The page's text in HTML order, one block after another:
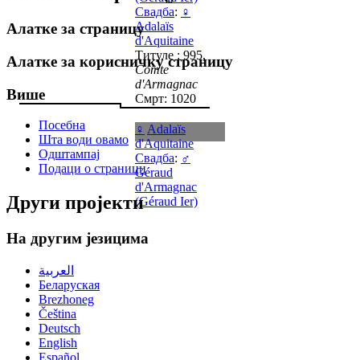
Свадба: ♀
Adalaïs
d'Aquitaine
Титуле : 995,
Comte
d'Armagnac
Смрт: 1020
♀ Adalaïs
d'Aquitaine
Свадба: ♂
Géraud
d'Armagnac
(Géraud Ier)
Алатке за страницу
Алатке за корисничку страницу
Више
Посебна
Шта води овамо
Одштампај
Подаци о страници
Други пројекти
На другим језицима
العربية
Беларуская
Brezhoneg
Čeština
Deutsch
English
Español